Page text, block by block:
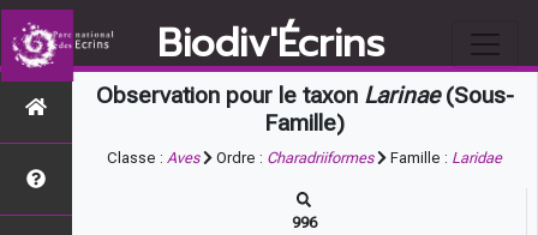
Biodiv'Écrins
Observation pour le taxon Larinae(Sous-
Famille)
Classe : Aves Ordre : Charadriiformes Famille : Laridae
996